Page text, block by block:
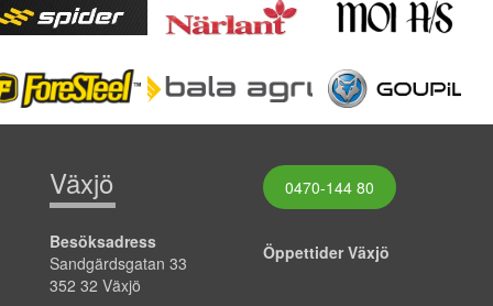
Växjö
Besöksadress
Sandgärdsgatan 33
352 32 Växjö
0470-144 80
Öppettider Växjö